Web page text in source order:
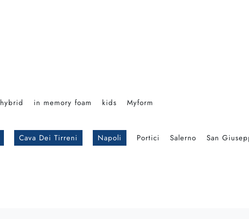
hybrid in memory foam kids Myform
Cava Dei Tirreni Napoli Portici Salerno
San